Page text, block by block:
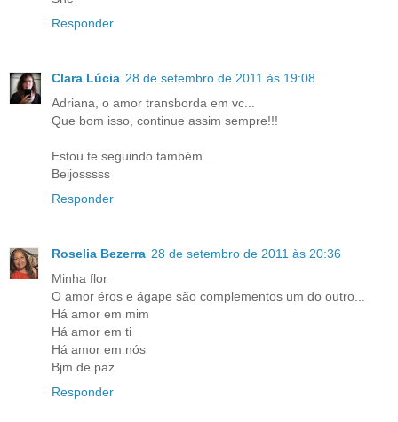
Responder
Clara Lúcia 28 de setembro de 2011 às 19:08
Adriana, o amor transborda em vc...
Que bom isso, continue assim sempre!!!
Estou te seguindo também...
Beijosssss
Responder
Roselia Bezerra 28 de setembro de 2011 às 20:36
Minha flor
O amor éros e ágape são complementos um do outro...
Há amor em mim
Há amor em ti
Há amor em nós
Bjm de paz
Responder